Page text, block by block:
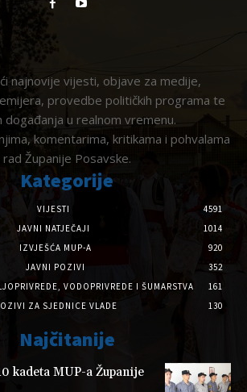
najnovije vijesti, objave za medije,
provedbe političkih programa te
u realnom vremenu.
komentarima, kritikama i pohvalama
Županije Posavske.
Kategorije
VIJESTI
4591
JAVNI NATJEČAJI
1014
IZVJEŠĆA MUP-A
920
JAVNI POZIVI
352
VODOPRIVREDE I ŠUMARSTVA
161
ZA SJEDNICE VLADE
130
Najčitanije
kadeta MUP-a Županije